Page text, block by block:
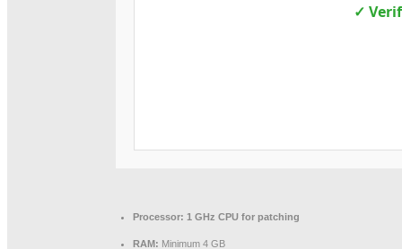
✓
Processor: 1 GHz CPU for patching
RAM: Minimum 4 GB